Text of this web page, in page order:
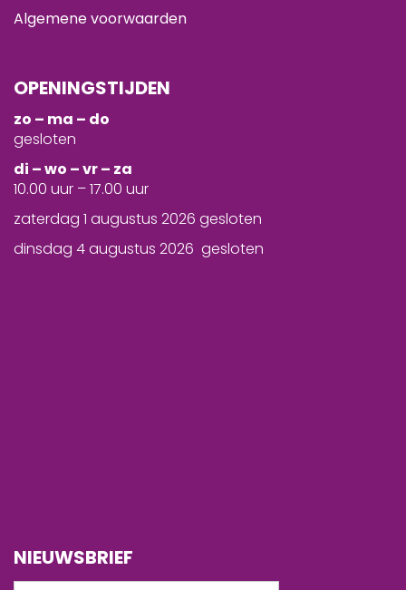
Algemene voorwaarden
OPENINGSTIJDEN
zo – ma – do
gesloten
di – wo – vr – za
10.00 uur – 17.00 uur
zaterdag 1 augustus 2026 gesloten
dinsdag 4 augustus 2026 gesloten
NIEUWSBRIEF